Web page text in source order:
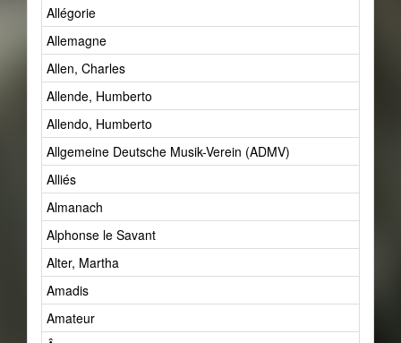
Allégorie
Allemagne
Allen, Charles
Allende, Humberto
Allendo, Humberto
Allgemeine Deutsche Musik-Verein (ADMV)
Alliés
Almanach
Alphonse le Savant
Alter, Martha
Amadis
Amateur